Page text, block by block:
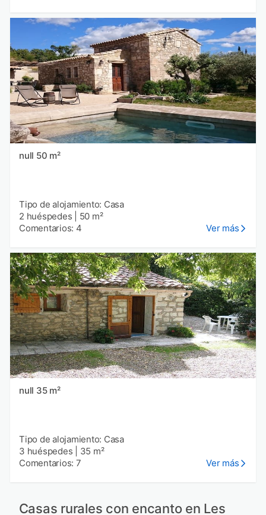
null 50 m²
Tipo de alojamiento: Casa
2 huéspedes
50 m²
Comentarios: 4
Ver más
null 35 m²
Tipo de alojamiento: Casa
3 huéspedes
35 m²
Comentarios: 7
Ver más
Casas rurales con encanto en Les